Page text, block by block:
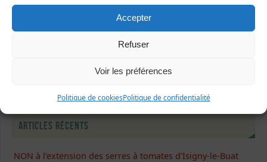
Accepter
Refuser
Voir les préférences
Politique de cookiesPolitique de confidentialité
Formulaire de contact
Articles récents
NON à l’extension des serres à tomates d’Isigny-le-Buat